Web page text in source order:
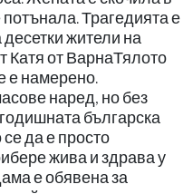
Трагедията е
жители на
Катя от ВарнаТялото
е намерено.
наред, но без
българска
да е просто
жива и здрава у
е обявена за